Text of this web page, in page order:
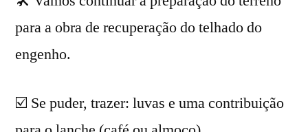
para a obra de recuperação do telhado do
engenho.
☑️ Se puder, trazer: luvas e uma contribuição